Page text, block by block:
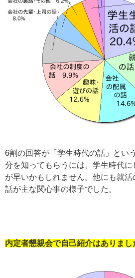
6割の回答が「学生時代の話」とい
分を知ってもらうには、学生時代
が早いかもしれません。他にも就
話が主な関心事の様子でした。
内定者懇親会で自己紹介はありまし